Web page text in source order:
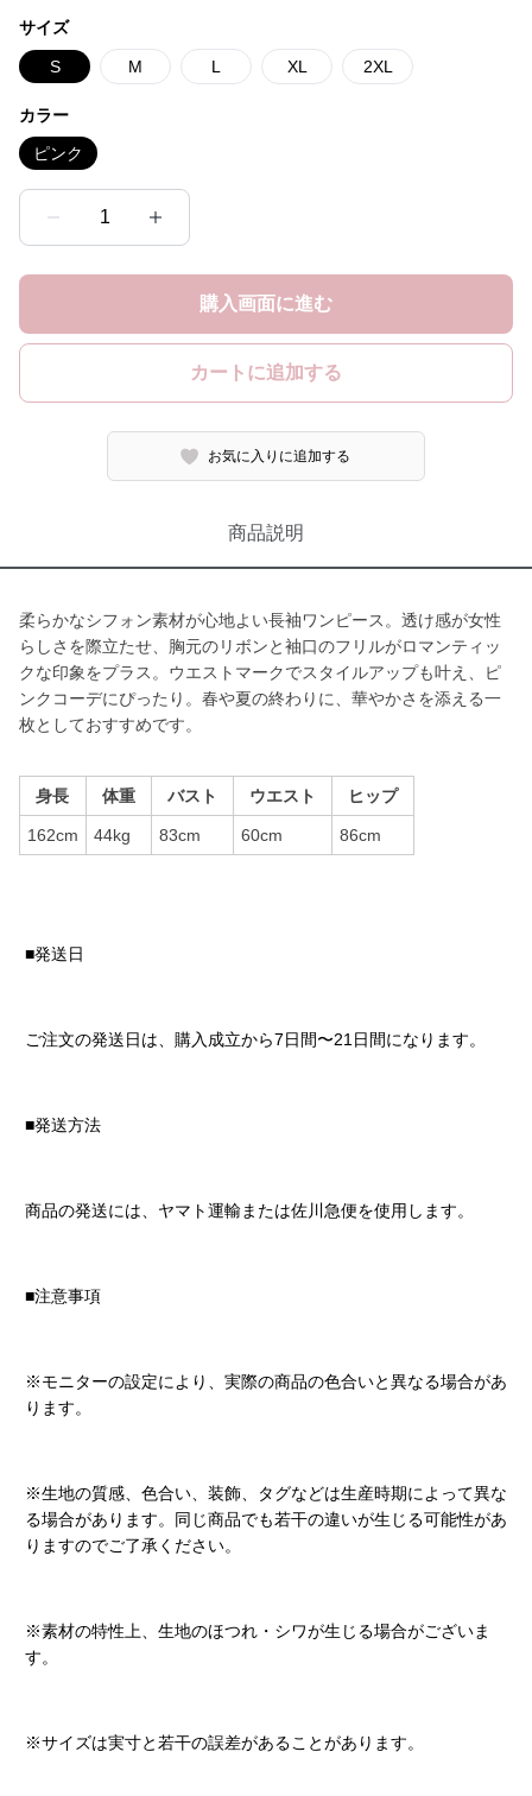
サイズ
S M L XL 2XL
カラー
ピンク
1
購入画面に進む
カートに追加する
お気に入りに追加する
商品説明
柔らかなシフォン素材が心地よい長袖ワンピース。透け感が女性
らしさを際立たせ、胸元のリボンと袖口のフリルがロマンティッ
クな印象をプラス。ウエストマークでスタイルアップも叶え、ピ
ンクコーデにぴったり。春や夏の終わりに、華やかさを添える一
枚としておすすめです。
身長 体重 バスト ウエスト ヒップ
162cm 44kg 83cm 60cm 86cm
■発送日
ご注文の発送日は、購入成立から7日間〜21日間になります。
■発送方法
商品の発送には、ヤマト運輸または佐川急便を使用します。
■注意事項
※モニターの設定により、実際の商品の色合いと異なる場合があ
ります。
※生地の質感、色合い、装飾、タグなどは生産時期によって異な
る場合があります。同じ商品でも若干の違いが生じる可能性があ
りますのでご了承ください。
※素材の特性上、生地のほつれ・シワが生じる場合がございま
す。
※サイズは実寸と若干の誤差があることがあります。